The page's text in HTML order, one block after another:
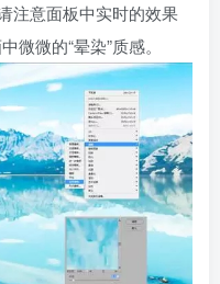
注意面板中实时的效果
微的“晕染”质感。